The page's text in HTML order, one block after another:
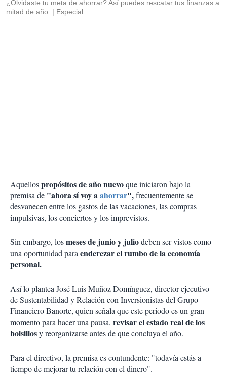
¿Olvidaste tu meta de ahorrar? Así puedes rescatar tus finanzas a
mitad de año.
Especial
Aquellospropósitos de año nuevoque iniciaron bajo la
premisa de "ahora sí voy aahorrar",frecuentemente se
desvanecen entre los gastos de las vacaciones, las compras
impulsivas, los conciertos y los imprevistos.
Sin embargo, losmeses de junio y juliodeben ser vistos como
una oportunidad paraenderezar el rumbo de la economía
personal.
Así lo plantea José Luis Muñoz Domínguez, director ejecutivo
de Sustentabilidad y Relación con Inversionistas del Grupo
Financiero Banorte, quien señala que este periodo es un gran
momento para hacer una pausa, revisar el estado real de los
bolsillosy reorganizarse antes de que concluya el año.
Para el directivo, la premisa es contundente: "todavía estás a
tiempo de mejorar tu relación con el dinero".